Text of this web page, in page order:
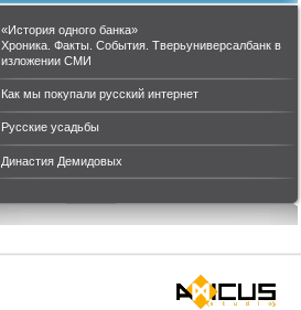
«История одного банка»
Хроника. Факты. События. Тверьуниверсалбанк в
изложении СМИ
Как мы покупали русский интернет
Русские усадьбы
Династия Демидовых